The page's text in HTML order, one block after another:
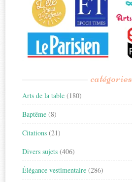
catégories
Arts de la table (180)
Baptême (8)
Citations (21)
Divers sujets (406)
Élégance vestimentaire (286)